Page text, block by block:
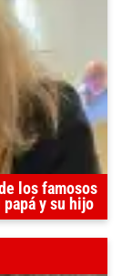
los famosos
y su hijo